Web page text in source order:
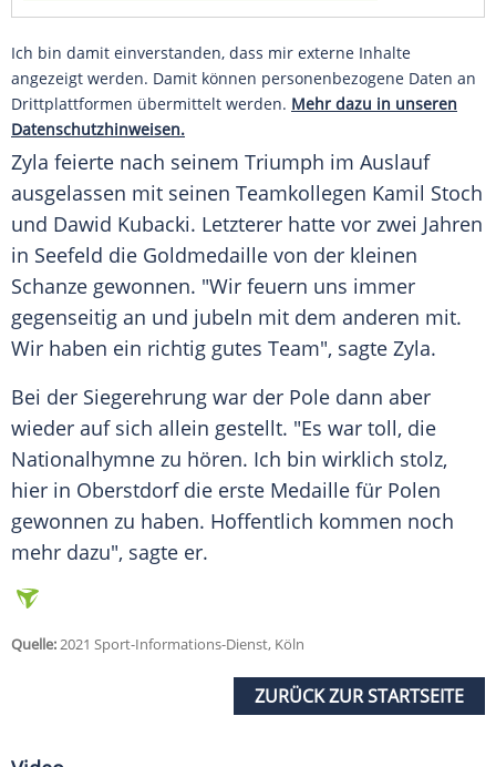
Ich bin damit einverstanden, dass mir externe Inhalte
angezeigt werden. Damit können personenbezogene Daten an
Drittplattformen übermittelt werden. Mehr dazu in unseren
Datenschutzhinweisen.
Zyla feierte nach seinem Triumph im Auslauf
ausgelassen mit seinen Teamkollegen Kamil Stoch
und Dawid Kubacki. Letzterer hatte vor zwei Jahren
in Seefeld die Goldmedaille von der kleinen
Schanze gewonnen. "Wir feuern uns immer
gegenseitig an und jubeln mit dem anderen mit.
Wir haben ein richtig gutes Team", sagte Zyla.
Bei der Siegerehrung war der Pole dann aber
wieder auf sich allein gestellt. "Es war toll, die
Nationalhymne zu hören. Ich bin wirklich stolz,
hier in Oberstdorfdie erste Medaille für Polen
gewonnen zu haben. Hoffentlich kommen noch
mehr dazu", sagte er.
Quelle:2021 Sport-Informations-Dienst, Köln
ZURÜCK ZUR STARTSEITE